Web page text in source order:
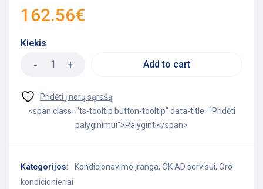
162.56€
Kiekis
Add to cart
<span class="ts-tooltip button-tooltip" data-title="Pridėti
palyginimui">Palyginti</span>
Kategorijos: Kondicionavimo įranga, OK AD servisui, Oro
kondicionieriai